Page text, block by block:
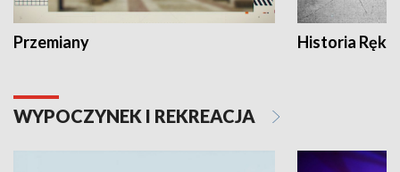
Przemiany Historia Ręką
WYPOCZYNEK I REKREACJA